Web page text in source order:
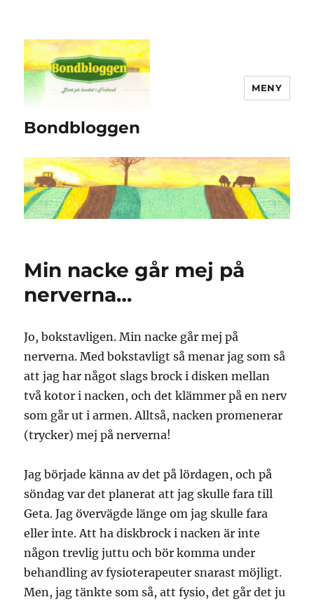
Bondbloggen
MENY
Min nacke går mej på
nerverna…
Jo, bokstavligen. Min nacke går mej på
nerverna. Med bokstavligt så menar jag som så
att jag har något slags brock i disken mellan
två kotor i nacken, och det klämmer på en nerv
som går ut i armen. Alltså, nacken promenerar
(trycker) mej på nerverna!
Jag började känna av det på lördagen, och på
söndag var det planerat att jag skulle fara till
Geta. Jag övervägde länge om jag skulle fara
eller inte. Att ha diskbrock i nacken är inte
någon trevlig juttu och bör komma under
behandling av fysioterapeuter snarast möjligt.
Men, jag tänkte som så, att fysio, det går det ju